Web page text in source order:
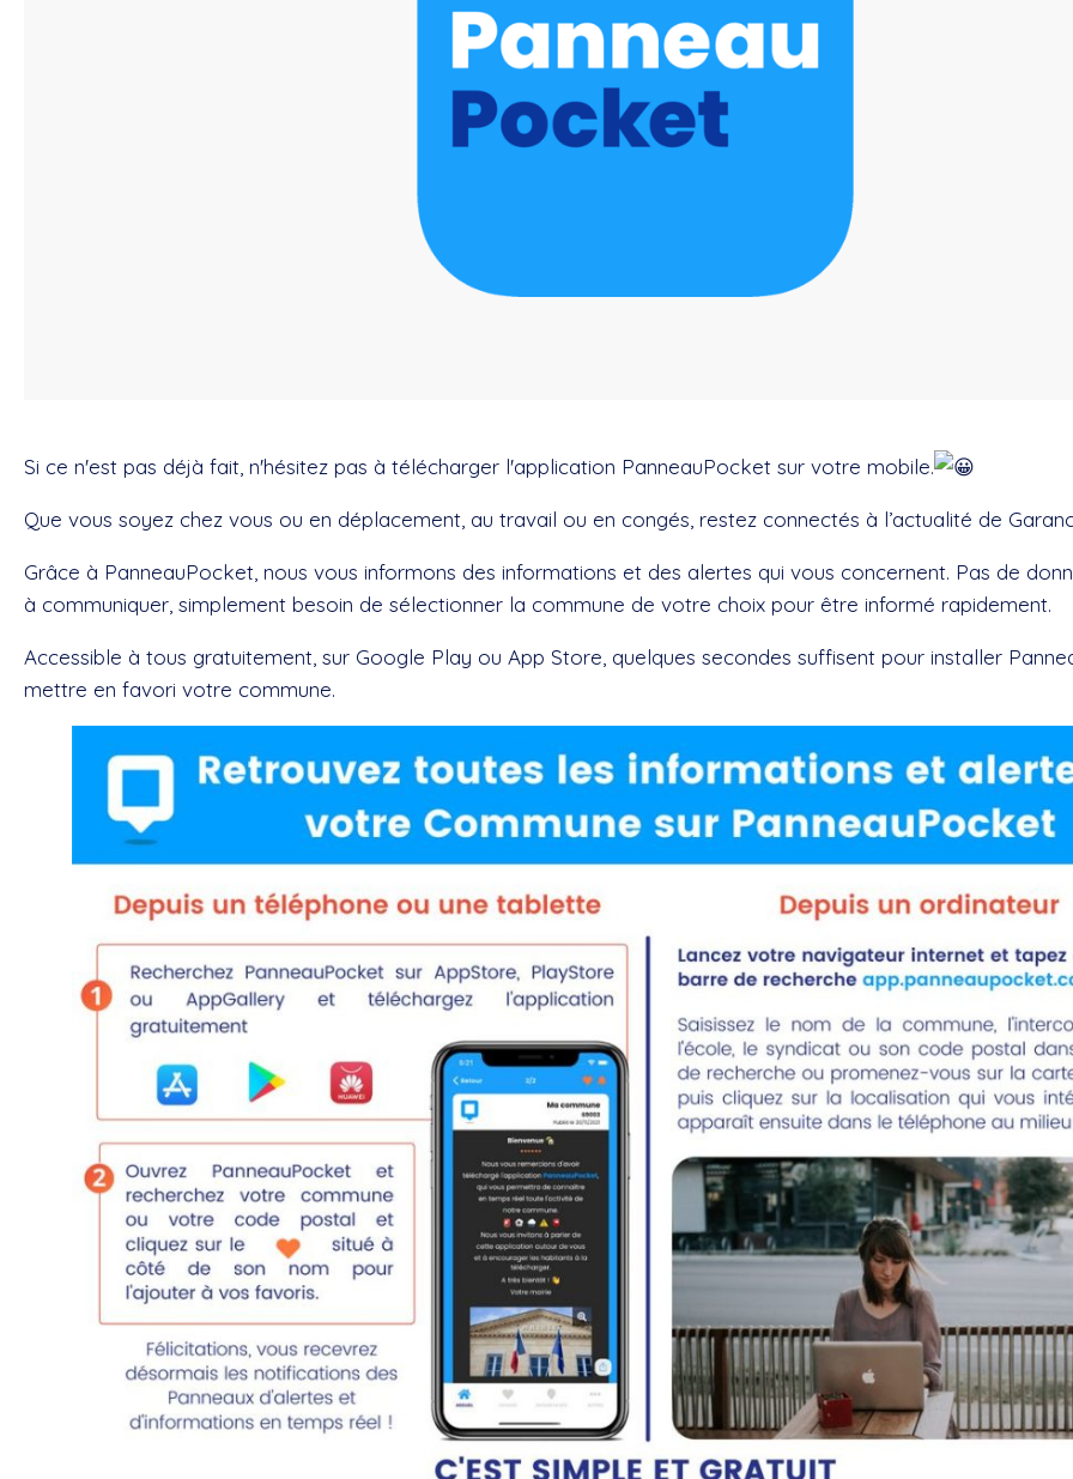
Si ce n'est pas déjà fait, n'hésitez pas à télécharger l'application PanneauPocket sur votre mobile.
Que vous soyez chez vous ou en déplacement, au travail ou en congés, restez connectés à l’actualité de
Grâce à PanneauPocket, nous vous informons des informations et des alertes qui vous concernent. Pas de
à communiquer, simplement besoin de sélectionner la commune de votre choix pour être informé rapidement.
Accessible à tous gratuitement, sur Google Play ou App Store, quelques secondes suffisent pour installer
mettre en favori votre commune.